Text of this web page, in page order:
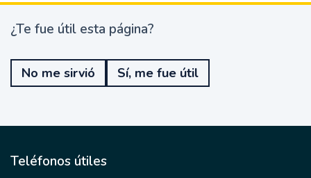
¿
e
u
t
l
¿Te fue útil esta página?
No me sirvió Sí, me fue útil
Teléfonos útiles